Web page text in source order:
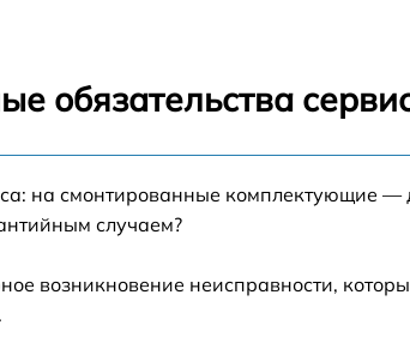
управления Beko DFN 6832 B
обязательства
на смонтированные комплектующие —
случаем?
возникновение неисправности,